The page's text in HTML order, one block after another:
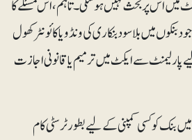
اس پر بحث نہیں ہوسکی۔ تاہم، اس مسئلے کا
میں بلاسود بنکاری کی ونڈو یا کائونٹر کھول
سے ایکٹ میں ترمیم یا قانونی اجازت
بنک کو کسی کمپنی کے لیے بطور ٹرسٹی کام